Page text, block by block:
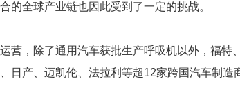
的全球产业链也因此受到了一定的挑战。
，除了通用汽车获批生产呼吸机以外，福特
日产、迈凯伦、法拉利等超12家跨国汽车制造